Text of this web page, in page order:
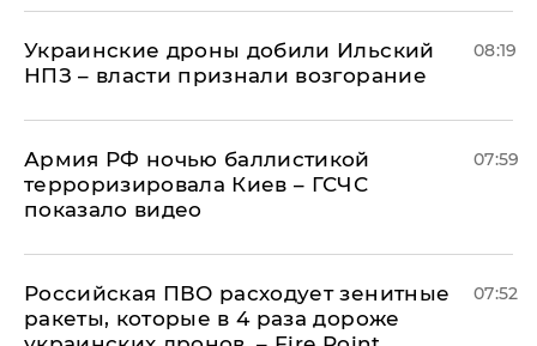
Украинские дроны добили Ильский
НПЗ – власти признали возгорание
08:19
Армия РФ ночью баллистикой
терроризировала Киев – ГСЧС
показало видео
07:59
Российская ПВО расходует зенитные
ракеты, которые в 4 раза дороже
07:52